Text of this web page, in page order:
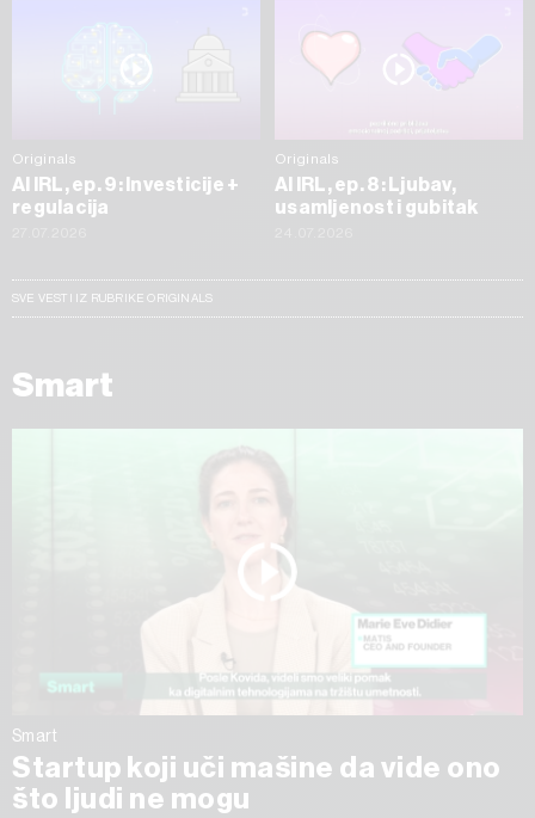
Originals
AI IRL, ep. 9: Investicije +
regulacija
Originals
AI IRL, ep. 8: Ljubav,
usamljenost i gubitak
SVE VESTI IZ RUBRIKE ORIGINALS
Smart
Smart
Startup koji uči mašine da vide ono
što ljudi ne mogu